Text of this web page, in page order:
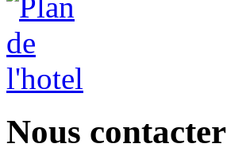
Nous contacter